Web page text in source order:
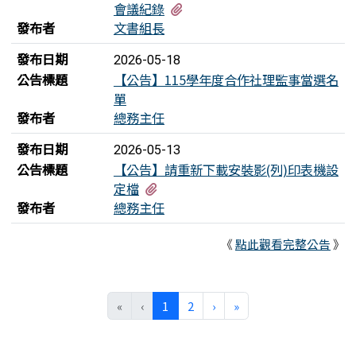
會議紀錄
發布者
文書組長
發布日期
2026-05-18
公告標題
【公告】115學年度合作社理監事當選名
單
發布者
總務主任
發布日期
2026-05-13
公告標題
【公告】請重新下載安裝影(列)印表機設
定檔
發布者
總務主任
《點此觀看完整公告》
« ‹ 1 (目前頁次)
2 ›下一頁
»最後頁